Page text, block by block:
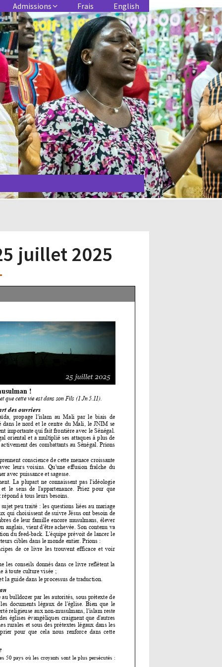
Admissions Frais English
juillet 2025